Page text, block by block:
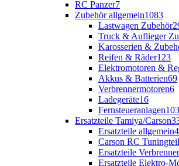
RC Panzer7
Zubehör allgemein1083
Lastwagen Zubehör
Truck & Auflieger
Karosserien &
Reifen & Räder123
Elektromotoren &
Akkus & Batterien69
Verbrennermotoren6
Ladegeräte16
Fernsteueranlagen103
Ersatzteile Tamiya/Carson
Ersatzteile allgemein
Carson RC
Ersatzteile
Ersatzteile Elektro-